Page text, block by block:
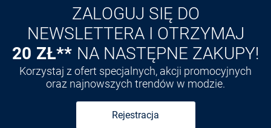
Odkryj aplikację VAN GRAAF
ZALOGUJ SIĘ DO
NEWSLETTERA I OTRZYMAJ
20 ZŁ** NA NASTĘPNE ZAKUPY!
Korzystaj z ofert specjalnych, akcji promocyjnych
oraz najnowszych trendów w modzie.
Rejestracja